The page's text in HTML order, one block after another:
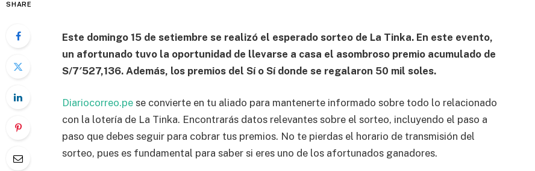
SHARE
Este domingo 15 de setiembre se realizó el esperado sorteo de La Tinka. En este evento,
un afortunado tuvo la oportunidad de llevarse a casa el asombroso premio acumulado de
S/7′527,136. Además, los premios del Sí o Sí donde se regalaron 50 mil soles.
Diariocorreo.pe se convierte en tu aliado para mantenerte informado sobre todo lo relacionado
con la lotería de La Tinka. Encontrarás datos relevantes sobre el sorteo, incluyendo el paso a
paso que debes seguir para cobrar tus premios. No te pierdas el horario de transmisión del
sorteo, pues es fundamental para saber si eres uno de los afortunados ganadores.